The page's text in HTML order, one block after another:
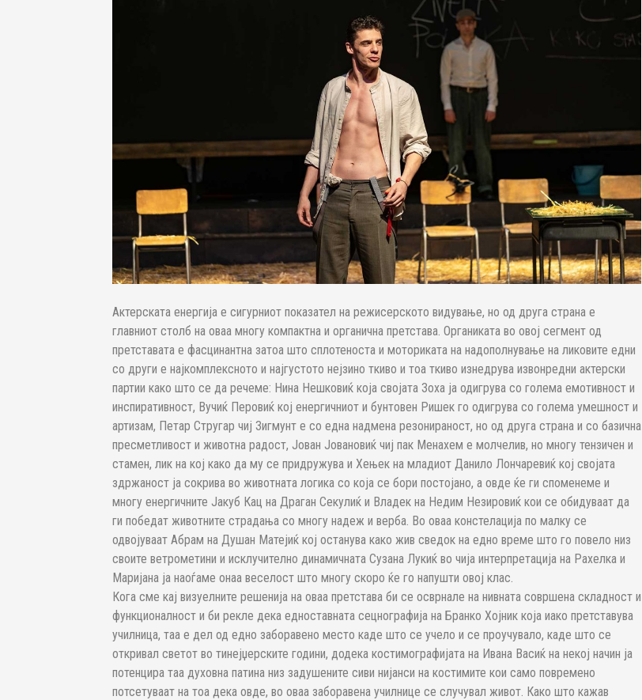
Актерската енергија е сигурниот показател на режисерското видување, но од друга страна е
главниот столб на оваа многу компактна и органична претстава. Органиката во овој сегмент од
претставата е фасцинантна затоа што сплотеноста и моториката на надополнување на ликовите едни
со други е најкомплексното и најгустото нејзино ткиво и тоа ткиво изнедрува извонредни актерски
партии како што се да речеме: Нина Нешковиќ која својата Зоха ја одигрува со голема емотивност и
инспиративност, Вучиќ Перовиќ кој енергичниот и бунтовен Ришек го одигрува со голема умешност и
артизам, Петар Стругар чиј Зигмунт е со една надмена резонираност, но од друга страна и со базична
пресметливост и животна радост, Јован Јовановиќ чиј пак Менахем е молчелив, но многу тензичен и
стамен, лик на кој како да му се придружува и Хењек на младиот Данило Лончаревиќ кој својата
здржаност ја сокрива во животната логика со која се бори постојано, а овде ќе ги споменеме и
многу енергичните Јакуб Кац на Драган Секулиќ и Владек на Недим Незировиќ кои се обидуваат да
ги победат животните страдања со многу надеж и верба. Во оваа констелација по малку се
одвојуваат Абрам на Душан Матејиќ кој останува како жив сведок на едно време што го повело низ
своите ветрометини и исклучително динамичната Сузана Лукиќ во чија интерпретација на Рахелка и
Маријана ја наоѓаме онаа веселост што многу скоро ќе го напушти овој клас.
Кога сме кај визуелните решенија на оваа претстава би се осврнале на нивната совршена складност и
функционалност и би рекле дека едноставната сецнографија на Бранко Хојник која иако претставува
училница, таа е дел од едно заборавено место каде што се учело и се проучувало, каде што се
откривал светот во тинејџерските години, додека костимографијата на Ивана Васиќ на некој начин ја
потенцира таа духовна патина низ задушените сиви нијанси на костимите кои само повремено
потсетуваат на тоа дека овде, во оваа заборавена училнице се случувал живот. Како што кажав